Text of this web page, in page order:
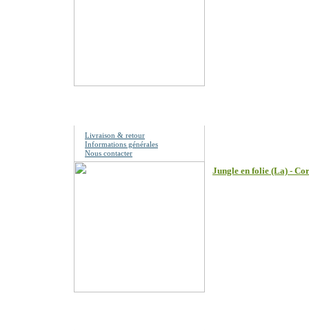
Livraison & retour
Informations générales
Nous contacter
Jungle en folie (La) -